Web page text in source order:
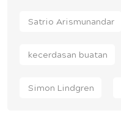
Satrio Arismunandar
kecerdasan buatan
Simon Lindgren